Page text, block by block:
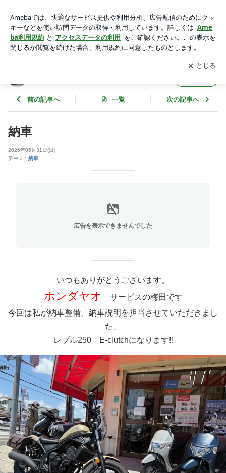
アプリをダウンロードして ブログの更新通知
を受け取りまし
ょう。
開く
前の記事へ 一覧 次の記事へ
納車
2026年05月31日(日)
テーマ： 納車
広告を表示できませんでした
いつもありがとうございます。
ホンダヤオ
サービスの梅田です
今回は私が納車整備、納車説明を担当させていただきまし
た、
レブル250 E-clutchになります‼